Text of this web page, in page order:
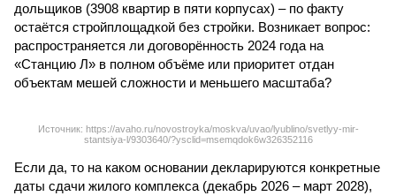
дольщиков (3908 квартир в пяти корпусах) – по факту
остаётся стройплощадкой без стройки. Возникает вопрос:
распространяется ли договорённость 2024 года на
«Станцию Л» в полном объёме или приоритет отдан
объектам мешей сложности и меньшего масштаба?
Источник: https://avaho.ru/novostroyka/moskva/uvao/lyublino/svetlyy-mir-
stantsiya-l/9303640/?ysclid=msemqdok6w326352116
Если да, то на каком основании декларируются конкретные
даты сдачи жилого комплекса (декабрь 2026 – март 2028),